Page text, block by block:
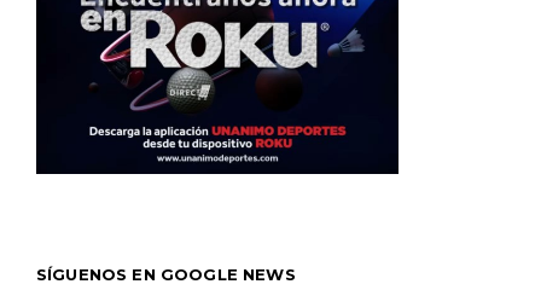
SÍGUENOS EN GOOGLE NEWS